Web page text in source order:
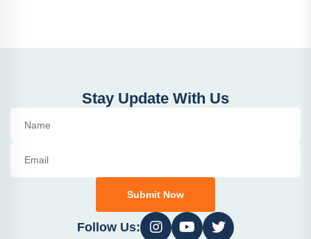
Stay Update With Us
Submit Now
Follow Us: